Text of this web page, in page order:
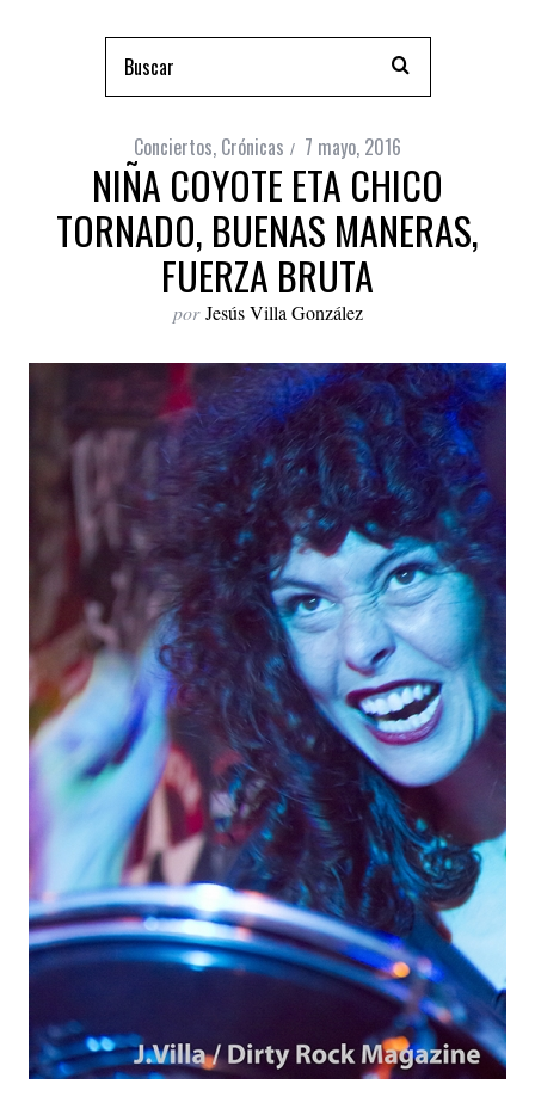
Conciertos, Crónicas 7 mayo, 2016
NIÑA COYOTE ETA CHICO
TORNADO, BUENAS MANERAS,
FUERZA BRUTA
por Jesús Villa González